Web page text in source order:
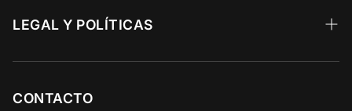
Vinos y Gourmet
Preguntas Frecuentes
LEGAL Y POLÍTICAS
Aviso de Privacidad
Términos y Condiciones
CONTACTO